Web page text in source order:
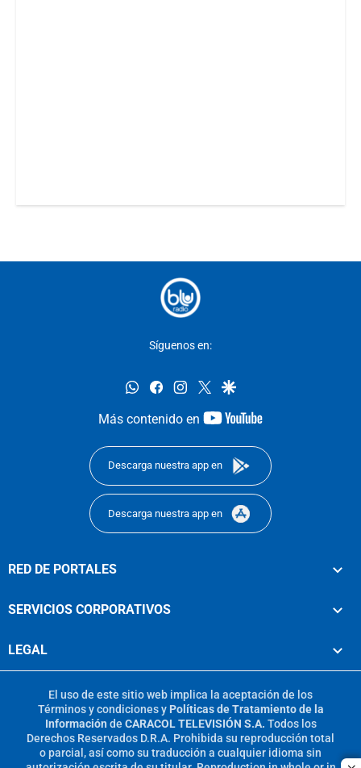
Síguenos en:
whatsappfacebookinstagram
twittergoogle
Más contenido en
youtube-
Descarga nuestra app en
Descarga nuestra app en
RED DE PORTALES
SERVICIOS CORPORATIVOS
LEGAL
El uso de este sitio web implica la aceptación de los
Términos y condicionesy Políticas de Tratamiento de la
Información de CARACOL TELEVISIÓN S.A. Todos los
Derechos Reservados D.R.A. Prohibida su reproducción total
o parcial, así como su traducción a cualquier idioma sin